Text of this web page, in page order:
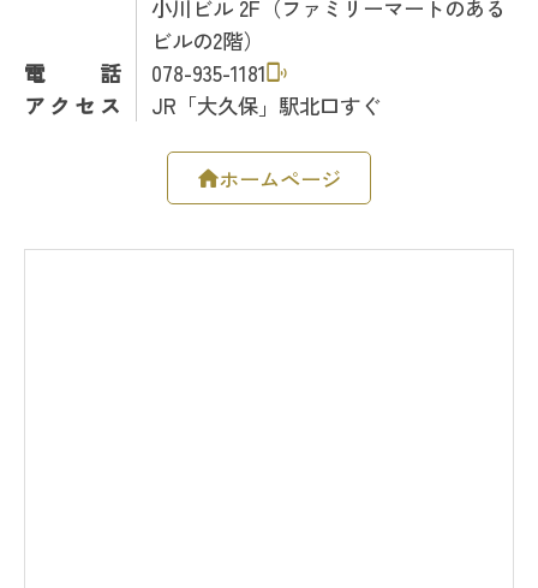
小川ビル 2F（ファミリーマートのある
ビルの2階）
電話
078-935-1181
アクセス
JR「大久保」駅北口すぐ
ホームページ